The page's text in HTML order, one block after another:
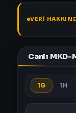
VERI
Canlı
1G 1H